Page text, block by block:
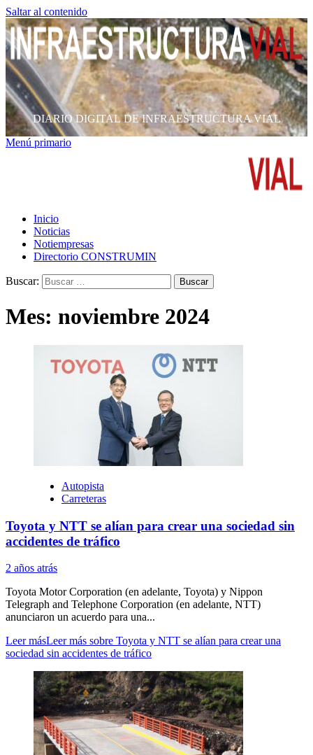
Saltar al contenido
DIARIO DIGITAL DE INFRAESTRUCTURA VIAL
Menú primario
Inicio
Noticias
Notiempresas
Directorio CONSTRUMIN
Buscar:
Mes: noviembre 2024
Autopista
Carreteras
Toyota y NTT se alían para crear una sociedad sin
accidentes de tráfico
2 años atrás
Toyota Motor Corporation (en adelante, Toyota) y Nippon
Telegraph and Telephone Corporation (en adelante, NTT)
anunciaron un acuerdo para una...
Leer másLeer más sobre Toyota y NTT se alían para crear una
sociedad sin accidentes de tráfico